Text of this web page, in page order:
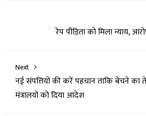
रेप पीड़िता को मिला न्याय,
Next
नई संपत्तियों की करें पहचान ताकि बेचने का
मंत्रालयों को दिया आदेश